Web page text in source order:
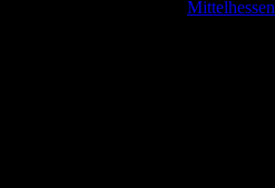
Mittelhessen